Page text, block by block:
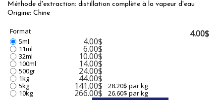
Méthode d'extraction: distillation complète à la vapeur d'eau
Origine: Chine
Format
5ml
4.00$
11ml 6.00$
32ml 10.00$
100ml 14.00$
500gr 24.00$
1kg 44.00$
5kg 141.00$
28.20$ par kg
10kg
266.00$ 26.60$ par kg
4.00$